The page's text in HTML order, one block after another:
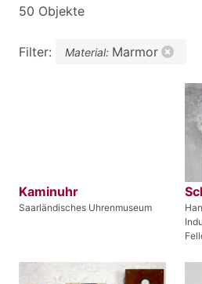
50 Objekte
Filter: Material: Marmor
Kaminuhr
Saarländisches Uhrenmuseum